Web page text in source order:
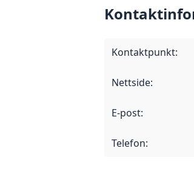
Kontaktpunkt:
Nettside:
E-post:
Telefon: